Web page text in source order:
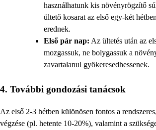
használhatunk kis növényrögzítő
ültető kosarat az első egy-két
erednek.
Első pár nap: Az ültetés után az
mozgassuk, ne bolygassuk a
zavartalanul gyökeresedhessenek.
4. További gondozási tanácsok
Az első 2-3 hétben különösen fontos a
végzése (pl. hetente 10-20%), valamint a